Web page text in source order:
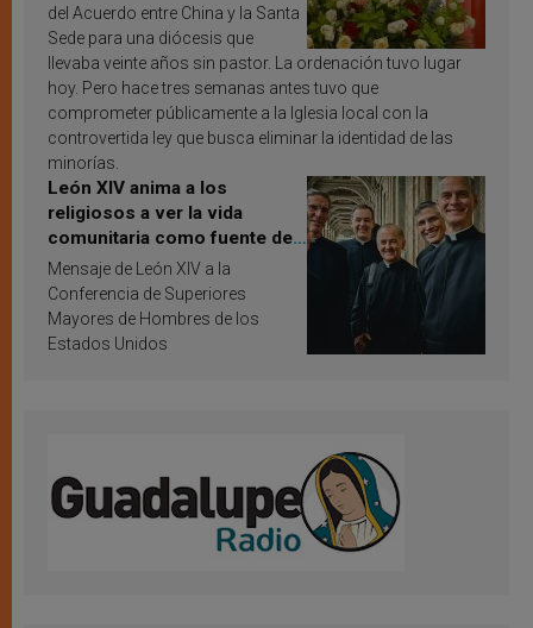
del Acuerdo entre China y la Santa
Sede para una diócesis que
llevaba veinte años sin pastor. La ordenación tuvo lugar
hoy. Pero hace tres semanas antes tuvo que
comprometer públicamente a la Iglesia local con la
controvertida ley que busca eliminar la identidad de las
minorías.
León XIV anima a los
religiosos a ver la vida
comunitaria como fuente de
inspiración y santificación
Mensaje de León XIV a la
Conferencia de Superiores
Mayores de Hombres de los
Estados Unidos